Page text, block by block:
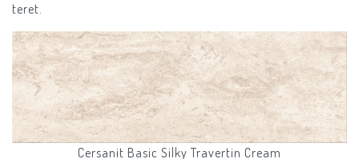
teret.
Cersanit Basic Silky Travertin Cream